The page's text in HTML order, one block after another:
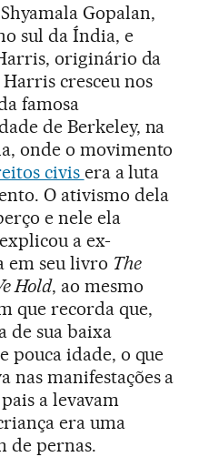
Gopalan,
sul da Índia, e
originário da
Harris cresceu nos
famosa
de Berkeley, na
onde o movimento
civis era a luta
O ativismo dela
e nele ela
a ex-
em seu livro The
Hold, ao mesmo
que recorda que,
de sua baixa
pouca idade, o que
nas manifestações a
a levavam
era uma
de pernas.